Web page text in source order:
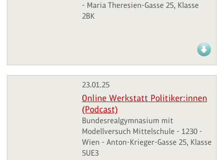
- Maria Theresien-Gasse 25, Klasse
2BK
23.01.25
Online Werkstatt Politiker:innen
(Podcast)
Bundesrealgymnasium mit
Modellversuch Mittelschule - 1230 -
Wien - Anton-Krieger-Gasse 25, Klasse
5UE3